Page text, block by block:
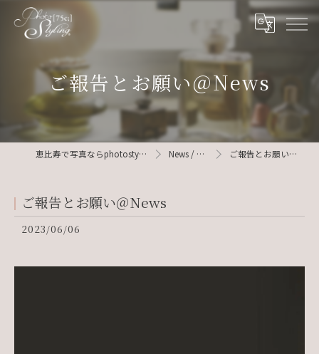
ご報告とお願い＠News
恵比寿で写真ならphotostyling75c News / Blog ご報告とお願い＠News
ご報告とお願い＠News
2023/06/06